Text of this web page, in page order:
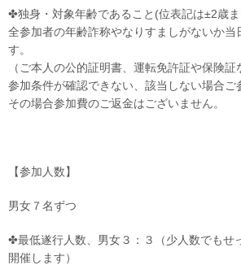
✤独身・対象年齢であること(位表記は±2歳
全参加者の年齢詐称やなりすましがないか当
す。
（ご本人の公的証明書、運転免許証や保険証
参加条件が確認できない、該当しない場合ご
その場合参加費のご返金はございません。
【参加人数】
男女７名ずつ
✤最低遂行人数、男女３：３（少人数でもせ
開催します）